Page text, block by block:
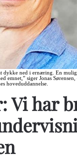
dykke ned i ernæring. En
emnet,” siger Jonas
hoveduddannelse.
Vi har